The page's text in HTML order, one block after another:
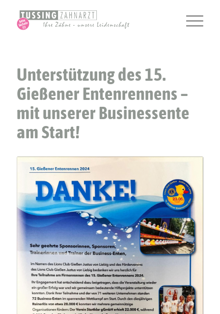
Unterstützung des 15.
Gießener Entenrennens –
mit unserer Businessente
am Start!